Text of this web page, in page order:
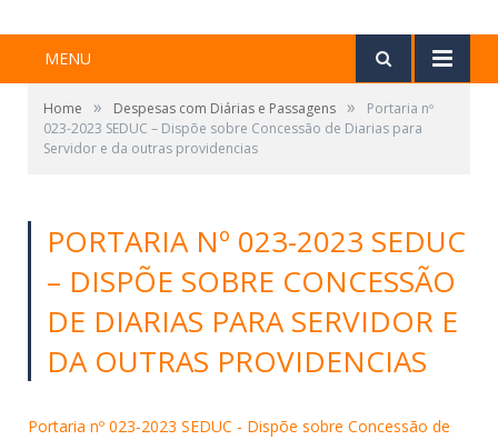
MENU
Home » Despesas com Diárias e Passagens »
Portaria nº
023-2023 SEDUC – Dispõe sobre Concessão de Diarias para
Servidor e da outras providencias
PORTARIA Nº 023-2023 SEDUC
– DISPÕE SOBRE CONCESSÃO
DE DIARIAS PARA SERVIDOR E
DA OUTRAS PROVIDENCIAS
Portaria nº 023-2023 SEDUC - Dispõe sobre Concessão de